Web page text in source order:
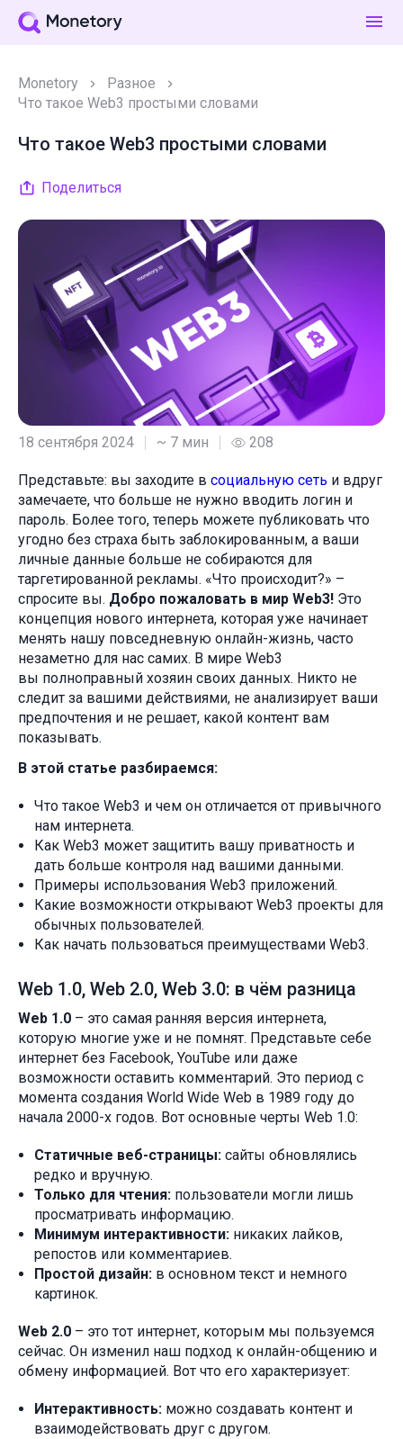
Monetory
Разное
Что такое Web3 простыми словами
Что такое Web3 простыми словами
Поделиться
18 сентября 2024 ~ 7 мин 208
Представьте: вы заходите в социальную сеть и вдруг
замечаете, что больше не нужно вводить логин и
пароль. Более того, теперь можете публиковать что
угодно без страха быть заблокированным, а ваши
личные данные больше не собираются для
таргетированной рекламы. «Что происходит?» –
спросите вы. Добро пожаловать в мир Web3! Это
концепция нового интернета, которая уже начинает
менять нашу повседневную онлайн-жизнь, часто
незаметно для нас самих. В мире Web3
вы полноправный хозяин своих данных. Никто не
следит за вашими действиями, не анализирует ваши
предпочтения и не решает, какой контент вам
показывать.
В этой статье разбираемся:
Что такое Web3 и чем он отличается от привычного
нам интернета.
Как Web3 может защитить вашу приватность и
дать больше контроля над вашими данными.
Примеры использования Web3 приложений.
Какие возможности открывают Web3 проекты для
обычных пользователей.
Как начать пользоваться преимуществами Web3.
Web 1.0, Web 2.0, Web 3.0: в чём разница
Web 1.0 – это самая ранняя версия интернета,
которую многие уже и не помнят. Представьте себе
интернет без Facebook, YouTube или даже
возможности оставить комментарий. Это период с
момента создания World Wide Web в 1989 году до
начала 2000-х годов. Вот основные черты Web 1.0:
Статичные веб-страницы: сайты обновлялись
редко и вручную.
Только для чтения: пользователи могли лишь
просматривать информацию.
Минимум интерактивности: никаких лайков,
репостов или комментариев.
Простой дизайн: в основном текст и немного
картинок.
Web 2.0 – это тот интернет, которым мы пользуемся
сейчас. Он изменил наш подход к онлайн-общению и
обмену информацией. Вот что его характеризует:
Интерактивность: можно создавать контент и
взаимодействовать друг с другом.